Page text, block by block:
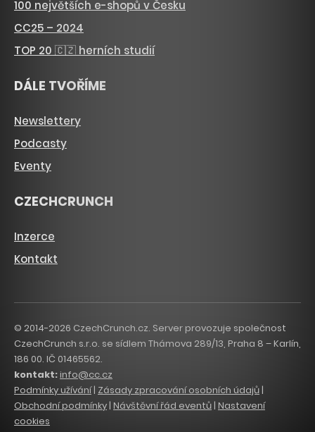
100 největších e-shopů v Česku
CC25 – 2024
TOP 20 🇨🇿 herních studií
DÁLE TVOŘÍME
Newslettery
Podcasty
Eventy
CZECHCRUNCH
Inzerce
Kontakt
© 2014-2026 CzechCrunch.cz. Server provozuje společnost
CzechCrunch s.r.o. se sídlem Thámova 289/13, Praha 8 – Karlín,
186 00. IČ 01465562.
kontakt:info@cc.cz
Podmínky užívání| Zásady zpracování osobních údajů|
Obchodní podmínky| Návštěvní řád eventů | Nastavení
cookies